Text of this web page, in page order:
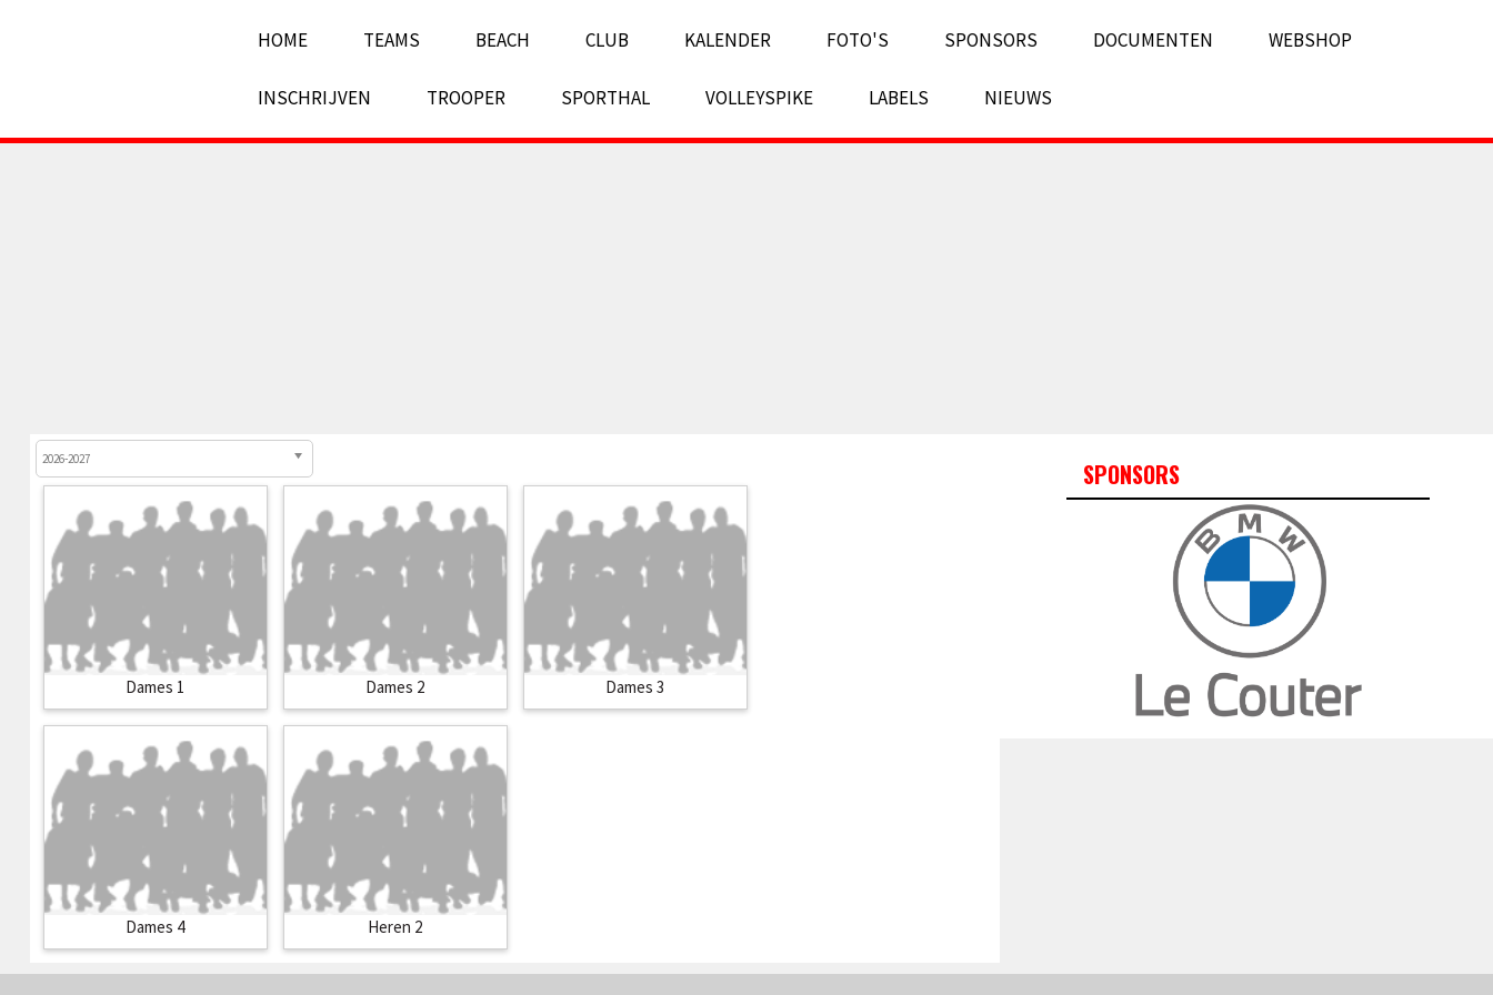
HOME TEAMS BEACH CLUB KALENDER FOTO'S SPONSORS DOCUMENTEN WEBSHOP
INSCHRIJVEN TROOPER SPORTHAL VOLLEYSPIKE LABELS NIEUWS
2026-2027
Dames 1 Dames 2 Dames 3
Dames 4 Heren 2
SPONSORS